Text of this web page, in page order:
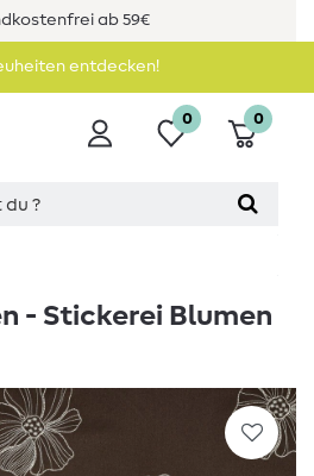
ab 59€
entdecken!
0 0
- Stickerei Blumen